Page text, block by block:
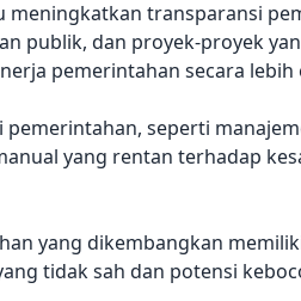
transparansi
publik, dan proyek-proyek
pemerintahan secara lebih
seperti
yang rentan terhadap
yang dikembangkan
tidak sah dan potensi